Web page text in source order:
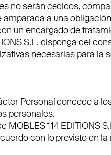
no serán cedidos,
a una
un encargado de
S.L. disponga del
necesarias para la
Personal concede a
personales.
114 EDITIONS
con lo previsto en la